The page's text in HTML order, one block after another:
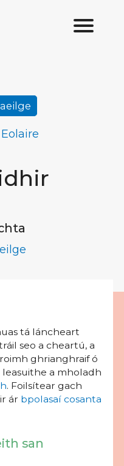
tá láncheart
seo a cheartú, a
ghrianghraif ó
leasuithe a mholadh
. Foilsítear gach
ár bpolasaí cosanta
san